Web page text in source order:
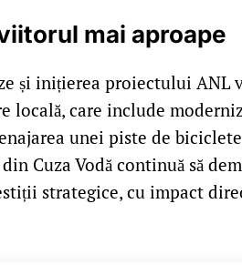
mai aproape
și inițierea proiectului
locală, care include
unei piste de
Cuza Vodă continuă să
strategice, cu impact